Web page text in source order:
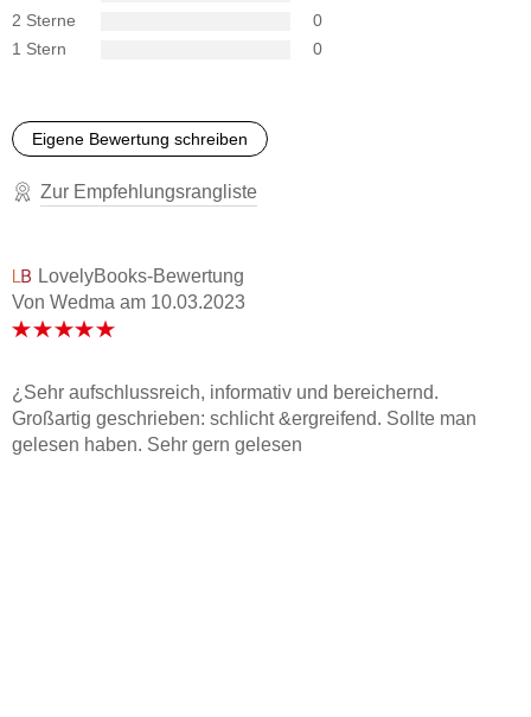
Hillenbrand, taz. die tageszeitung
Literatur: ein grosser Wurf. Rudolf Walther, Tages-Anzeiger
Autor seiner Biografie. Andreas Rosenfelder, Die
2 Sterne
0
1 Stern
0
Eigene Bewertung schreiben
Zur Empfehlungsrangliste
LovelyBooks-Bewertung
Von Wedma am 10.03.2023
¿Sehr aufschlussreich, informativ und bereichernd.
Großartig geschrieben: schlicht &ergreifend. Sollte man
gelesen haben. Sehr gern gelesen